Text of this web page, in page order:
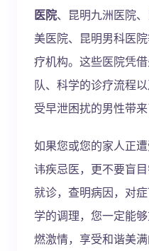
医院、昆明九洲医院
美医院、昆明男科医
疗机构。这些医院凭
队、科学的诊疗流程
受早泄困扰的男性带来
如果您或您的家人正
讳疾忌医，更不要盲
就诊，查明病因，对
学的调理，您一定能
燃激情，享受和谐美